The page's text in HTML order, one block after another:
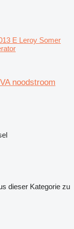
E Leroy Somer
noodstroom
dieser Kategorie zu